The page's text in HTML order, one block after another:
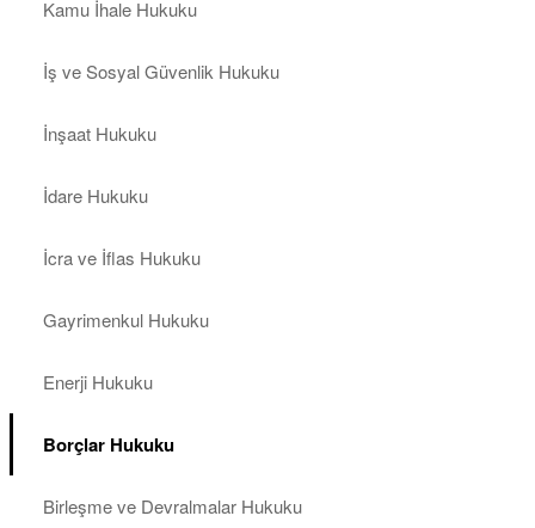
Kamu İhale Hukuku
İş ve Sosyal Güvenlik Hukuku
İnşaat Hukuku
İdare Hukuku
İcra ve İflas Hukuku
Gayrimenkul Hukuku
Enerji Hukuku
Borçlar Hukuku
Birleşme ve Devralmalar Hukuku